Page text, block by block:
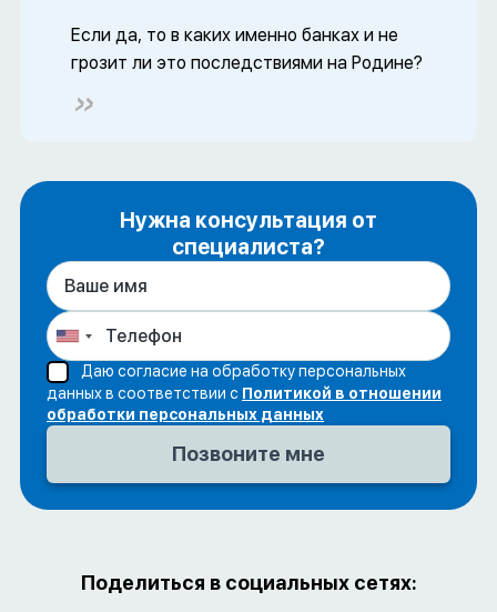
Если да, то в каких именно банках и не
грозит ли это последствиями на Родине?
Нужна консультация от
специалиста?
Даю согласие на обработку персональных
данных в соответствии с Политикой в отношении
обработки персональных данных
Поделиться в социальных сетях: